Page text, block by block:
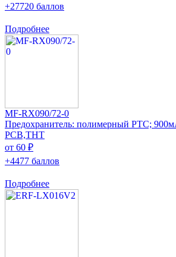
+27720 баллов
Подробнее
MF-RX090/72-0
Предохранитель: полимерный PTC;
PCB,THT
от 60 ₽
+4477 баллов
Подробнее